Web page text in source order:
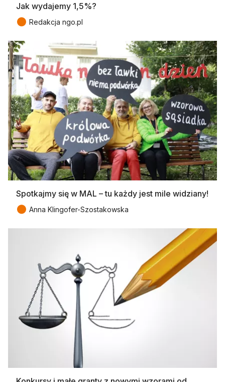
Jak wydajemy 1,5%?
● Redakcja ngo.pl
Spotkajmy się w MAL – tu każdy jest mile widziany!
● Anna Klingofer-Szostakowska